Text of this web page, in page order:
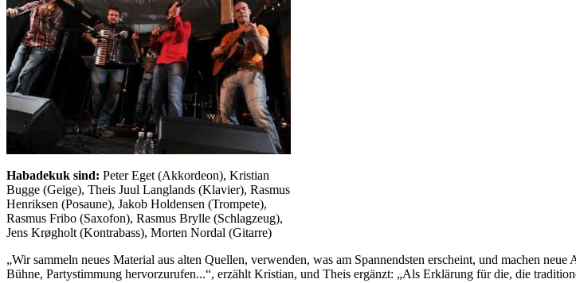
Habadekuk sind: Peter Eget (Akkordeon), Kristian
Bugge (Geige), Theis Juul Langlands (Klavier), Rasmus
Henriksen (Posaune), Jakob Holdensen (Trompete),
Rasmus Fribo (Saxofon), Rasmus Brylle (Schlagzeug),
Jens Krøgholt (Kontrabass), Morten Nordal (Gitarre)
„Wir sammeln neues Material aus alten Quellen, verwenden, was am Spannendsten erscheint, und machen
Bühne, Partystimmung hervorzurufen...“, erzählt Kristian, und Theis ergänzt: „Als Erklärung für die, die